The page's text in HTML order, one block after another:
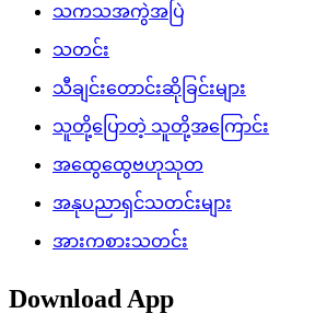
သကသအကွဲအပြဲ
သတင်း
သီချင်းတောင်းဆိုခြင်းများ
သူတို့ပြောတဲ့ သူတို့အကြောင်း
အထွေထွေဗဟုသုတ
အနုပညာရှင်သတင်းများ
အားကစားသတင်း
Download App